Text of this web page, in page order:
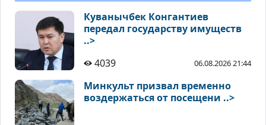
Куванычбек Конгантиев
передал государству имуществ
..>
4039
06.08.2026 21:44
Минкульт призвал временно
воздержаться от посещени ..>